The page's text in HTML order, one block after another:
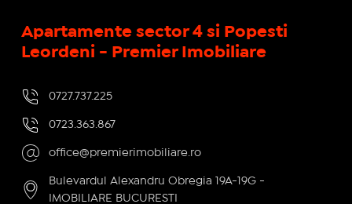
Apartamente sector 4 si Popesti
Leordeni - Premier Imobiliare
0727.737.225
0723.363.867
office@premierimobiliare.ro
Bulevardul Alexandru Obregia 19A-19G -
IMOBILIARE BUCURESTI